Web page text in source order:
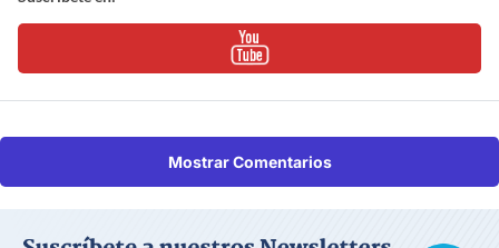
Mostrar Comentarios